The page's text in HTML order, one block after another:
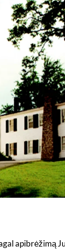
apibrėžimą